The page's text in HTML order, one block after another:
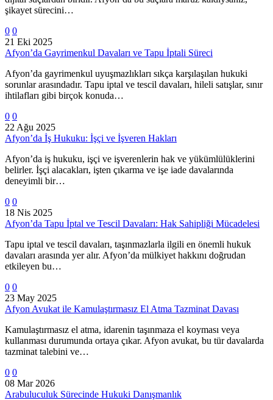
şikayet sürecini…
0 0
21 Eki 2025
Afyon’da Gayrimenkul Davaları ve Tapu İptali Süreci
Afyon’da gayrimenkul uyuşmazlıkları sıkça karşılaşılan hukuki
sorunlar arasındadır. Tapu iptal ve tescil davaları, hileli satışlar, sınır
ihtilafları gibi birçok konuda…
0 0
22 Ağu 2025
Afyon’da İş Hukuku: İşçi ve İşveren Hakları
Afyon’da iş hukuku, işçi ve işverenlerin hak ve yükümlülüklerini
belirler. İşçi alacakları, işten çıkarma ve işe iade davalarında
deneyimli bir…
0 0
18 Nis 2025
Afyon’da Tapu İptal ve Tescil Davaları: Hak Sahipliği Mücadelesi
Tapu iptal ve tescil davaları, taşınmazlarla ilgili en önemli hukuk
davaları arasında yer alır. Afyon’da mülkiyet hakkını doğrudan
etkileyen bu…
0 0
23 May 2025
Afyon Avukat ile Kamulaştırmasız El Atma Tazminat Davası
Kamulaştırmasız el atma, idarenin taşınmaza el koyması veya
kullanması durumunda ortaya çıkar. Afyon avukat, bu tür davalarda
tazminat talebini ve…
0 0
08 Mar 2026
Arabuluculuk Sürecinde Hukuki Danışmanlık